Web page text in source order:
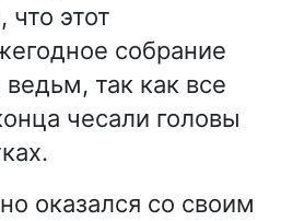
что этот
собрание
ведьм, так как все
чесали головы
оказался со своим